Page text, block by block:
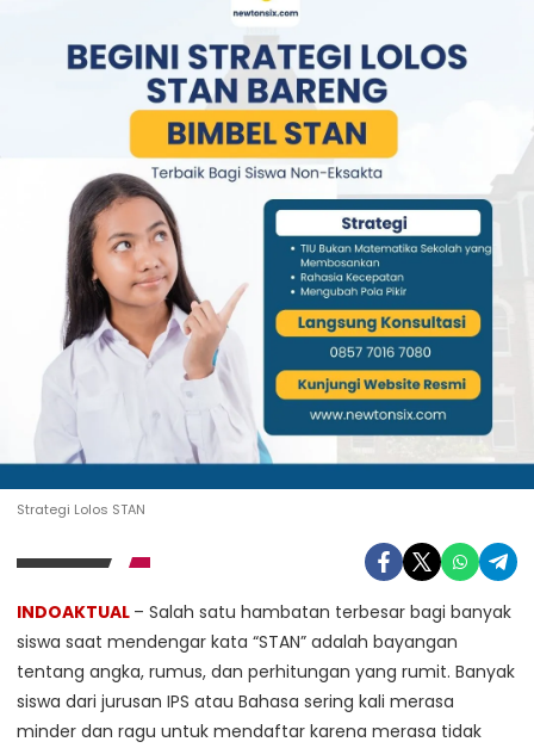
Strategi Lolos STAN
INDOAKTUAL – Salah satu hambatan terbesar bagi banyak
siswa saat mendengar kata “STAN” adalah bayangan
tentang angka, rumus, dan perhitungan yang rumit. Banyak
siswa dari jurusan IPS atau Bahasa sering kali merasa
minder dan ragu untuk mendaftar karena merasa tidak